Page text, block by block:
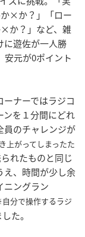
×か？」「ロー
か？」など、雑
に遊佐が一人勝
安元が0ポイント
ナーではラジコ
ンを１分間にどれ
員のチャレンジが
上がってしまったた
れたものと同じ
え、時間が少し余
ニングラン
分で操作するラジ
た。